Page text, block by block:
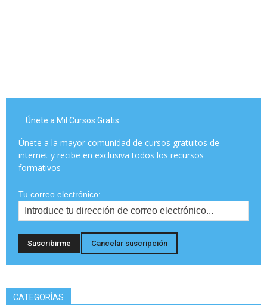
Únete a Mil Cursos Gratis
Únete a la mayor comunidad de cursos gratuitos de
internet y recibe en exclusiva todos los recursos
formativos
Tu correo electrónico:
CATEGORÍAS